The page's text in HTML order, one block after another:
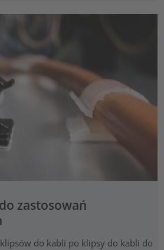
zastosowań
do kabli po klipsy do kabli do